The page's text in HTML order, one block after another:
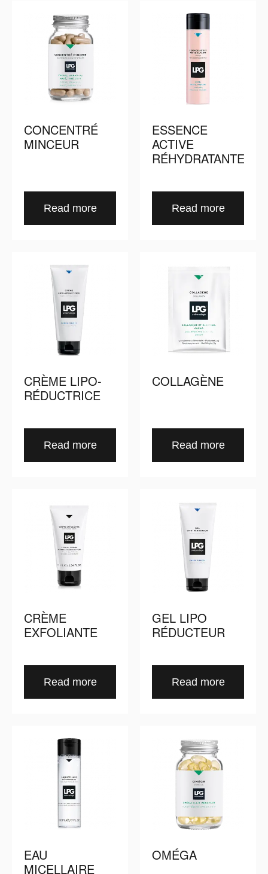
CONCENTRÉ
MINCEUR
Read more
ESSENCE
ACTIVE
RÉHYDRATANTE
Read more
CRÈME LIPO-
RÉDUCTRICE
Read more
COLLAGÈNE
Read more
CRÈME
EXFOLIANTE
Read more
GEL LIPO
RÉDUCTEUR
Read more
EAU
MICELLAIRE
OMÉGA